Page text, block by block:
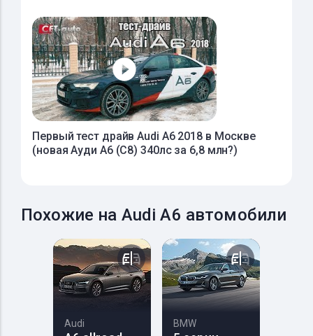
Первый тест драйв Audi A6 2018 в Москве
(новая Ауди А6 (С8) 340лс за 6,8 млн?)
Похожие на Audi A6 автомобили
Audi BMW